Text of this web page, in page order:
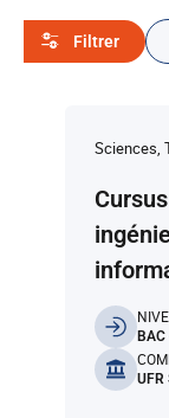
Filtrer
Sciences,
BAC
UFR